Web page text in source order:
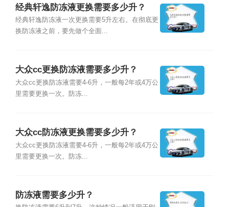
经典轩逸防冻液更换需要多少升？
经典轩逸防冻液一次更换需要5升左右。在彻底更
换防冻液之前，要先做个全面...
大众cc更换防冻液需要多少升？
大众cc更换防冻液需要4-6升，一般每2年或4万公
里需要更换一次。防冻...
大众cc防冻液更换需要多少升？
大众cc更换防冻液需要4-6升，一般每2年或4万公
里需要更换一次。防冻...
防冻液需要多少升？